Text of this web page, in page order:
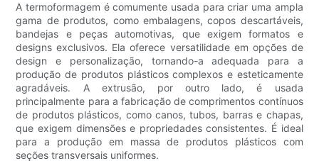
A termoformagem é comumente usada para criar uma ampla
gama de produtos, como embalagens, copos descartáveis,
bandejas e peças automotivas, que exigem formatos e
designs exclusivos. Ela oferece versatilidade em opções de
design e personalização, tornando-a adequada para a
produção de produtos plásticos complexos e esteticamente
agradáveis. A extrusão, por outro lado, é usada
principalmente para a fabricação de comprimentos contínuos
de produtos plásticos, como canos, tubos, barras e chapas,
que exigem dimensões e propriedades consistentes. É ideal
para a produção em massa de produtos plásticos com
seções transversais uniformes.